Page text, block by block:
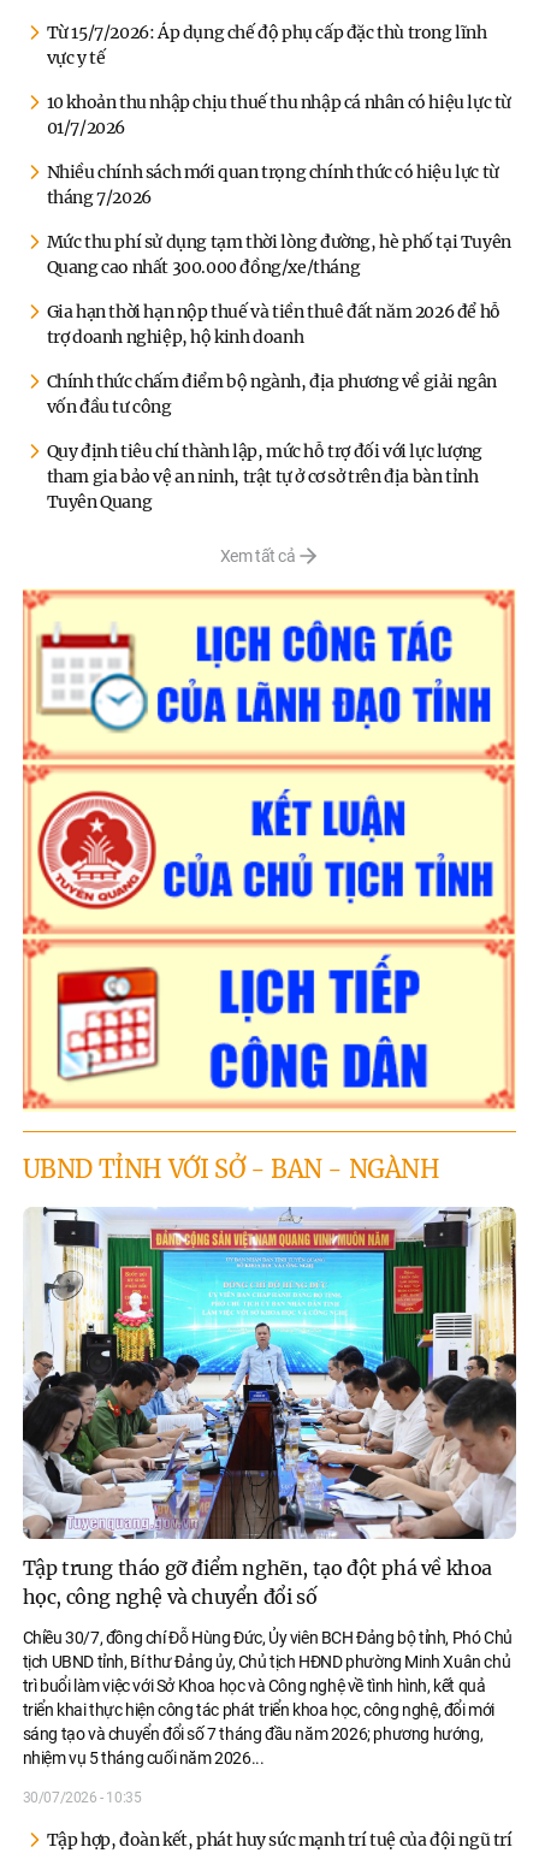
Từ 15/7/2026: Áp dụng chế độ phụ cấp đặc thù trong lĩnh
vực y tế
10 khoản thu nhập chịu thuế thu nhập cá nhân có hiệu lực từ
01/7/2026
Nhiều chính sách mới quan trọng chính thức có hiệu lực từ
tháng 7/2026
Mức thu phí sử dụng tạm thời lòng đường, hè phố tại Tuyên
Quang cao nhất 300.000 đồng/xe/tháng
Gia hạn thời hạn nộp thuế và tiền thuê đất năm 2026 để hỗ
trợ doanh nghiệp, hộ kinh doanh
Chính thức chấm điểm bộ ngành, địa phương về giải ngân
vốn đầu tư công
Quy định tiêu chí thành lập, mức hỗ trợ đối với lực lượng
tham gia bảo vệ an ninh, trật tự ở cơ sở trên địa bàn tỉnh
Tuyên Quang
Xem tất cả
UBND TỈNH VỚI SỞ - BAN - NGÀNH
Tập trung tháo gỡ điểm nghẽn, tạo đột phá về khoa
học, công nghệ và chuyển đổi số
Chiều 30/7, đồng chí Đỗ Hùng Đức, Ủy viên BCH Đảng bộ tỉnh, Phó Chủ
tịch UBND tỉnh, Bí thư Đảng ủy, Chủ tịch HĐND phường Minh Xuân chủ
trì buổi làm việc với Sở Khoa học và Công nghệ về tình hình, kết quả
triển khai thực hiện công tác phát triển khoa học, công nghệ, đổi mới
sáng tạo và chuyển đổi số 7 tháng đầu năm 2026; phương hướng,
nhiệm vụ 5 tháng cuối năm 2026...
30/07/2026 - 10:35
Tập hợp, đoàn kết, phát huy sức mạnh trí tuệ của đội ngũ trí